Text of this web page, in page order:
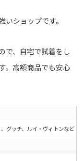
ショップです。
で、自宅で試着をし
。高額商品でも安心
グッチ、ルイ・ヴィトンなど